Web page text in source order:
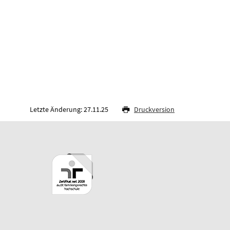
Letzte Änderung: 27.11.25 Druckversion